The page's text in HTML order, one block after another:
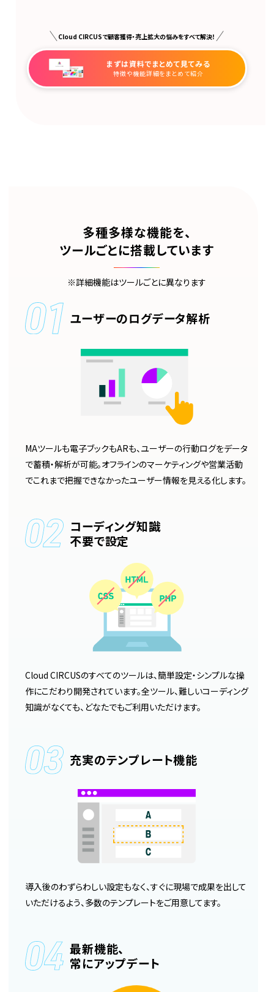
Cloud CIRCUSで顧客獲得・売上拡大の悩みをすべて解決！
まずは資料でまとめて見てみる
特徴や機能詳細をまとめて紹介
多種多様な機能を、
ツールごとに搭載しています
※詳細機能はツールごとに異なります
ユーザーのログデータ解析
MAツールも電子ブックもARも、ユーザーの行動ログをデータ
で蓄積・解析が可能。オフラインのマーケティングや営業活動
でこれまで把握できなかったユーザー情報を見える化します。
コーディング知識
不要で設定
Cloud CIRCUSのすべてのツールは、簡単設定・シンプルな操
作にこだわり開発されています。全ツール、難しいコーディング
知識がなくても、どなたでもご利用いただけます。
充実のテンプレート機能
導入後のわずらわしい設定もなく、すぐに現場で成果を出して
いただけるよう、多数のテンプレートをご用意してます。
最新機能、
常にアップデート